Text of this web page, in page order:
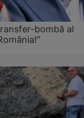
bombă al